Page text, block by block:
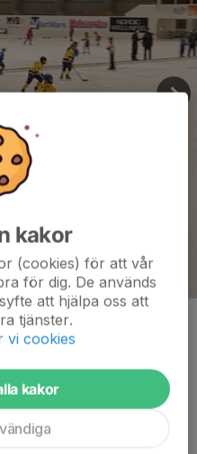
kakor
(cookies) för att vår
för dig. De används
att hjälpa oss att
tjänster.
vi cookies
kakor